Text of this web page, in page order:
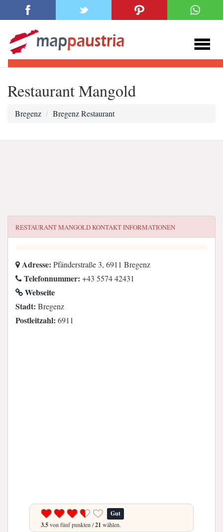
Restaurant Mangold
Bregenz Bregenz Restaurant
RESTAURANT MANGOLDKONTAKT INFORMATIONEN
Adresse: Pfänderstraße 3, 6911 Bregenz
Telefonnummer: +43 5574 42431
Webseite
Stadt: Bregenz
Postleitzahl: 6911
Gut
3.5von fünf punkten /21 wählen.